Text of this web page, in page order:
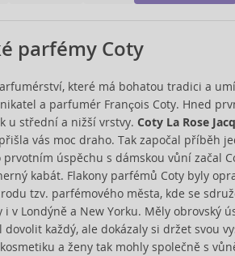
parfémy Coty
které má bohatou tradici a
a parfumér François Coty. Hned
u střední a nižší vrstvy. Coty La Rose
vás moc draho. Tak započal příběh
prvotním úspěchu s dámskou vůní začal
kabát. Flakony parfémů Coty byly
tzv. parfémového města, kde se
i v Londýně a New Yorku. Měly obrovský
každý, ale dokázaly si držet svou
a ženy tak mohly společně s